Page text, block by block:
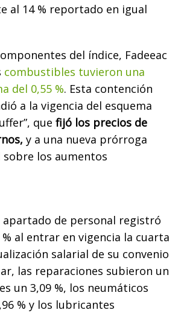
al 14 % reportado en igual
del índice, Fadeeac
combustibles tuvieron una
del 0,55 %. Esta contención
a la vigencia del esquema
que fijó los precios de
y a una nueva prórroga
los aumentos
apartado de personal registró
% al entrar en vigencia la cuarta
salarial de su convenio
las reparaciones subieron un
un 3,09 %, los neumáticos
% y los lubricantes